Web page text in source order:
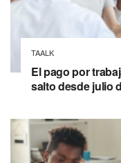
TAALK
El pago por
salto desde julio